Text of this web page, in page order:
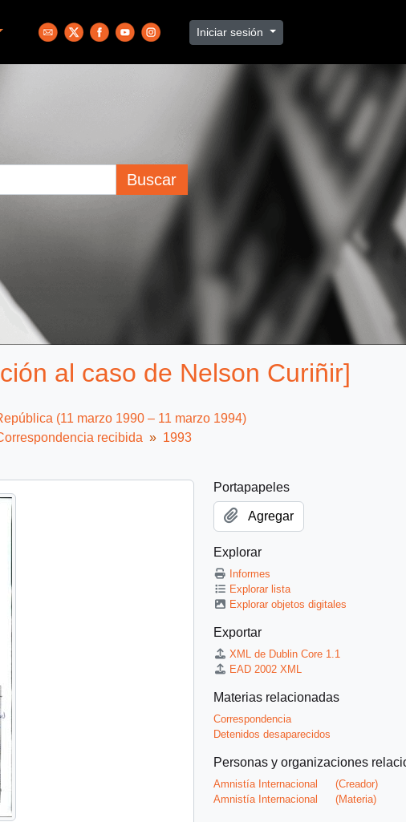
Iniciar sesión
Buscar
al caso de Nelson Curiñir]
(11 marzo 1990 – 11 marzo 1994)
recibida
1993
Portapapeles
Agregar
Explorar
Informes
Explorar lista
Explorar objetos digitales
Exportar
XML de Dublin Core 1.1
EAD 2002 XML
Materias relacionadas
Correspondencia
Detenidos desaparecidos
Personas y organizaciones
Amnistía Internacional
(Creador)
Amnistía Internacional
(Materia)